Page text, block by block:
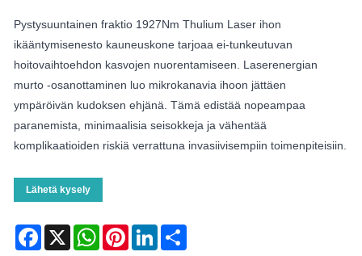
Pystysuuntainen fraktio 1927Nm Thulium Laser ihon
ikääntymisenesto kauneuskone tarjoaa ei-tunkeutuvan
hoitovaihtoehdon kasvojen nuorentamiseen. Laserenergian
murto -osanottaminen luo mikrokanavia ihoon jättäen
ympäröivän kudoksen ehjänä. Tämä edistää nopeampaa
paranemista, minimaalisia seisokkeja ja vähentää
komplikaatioiden riskiä verrattuna invasiivisempiin toimenpiteisiin.
Lähetä kysely
Facebook
X WhatsAppPinterestLinkedIn